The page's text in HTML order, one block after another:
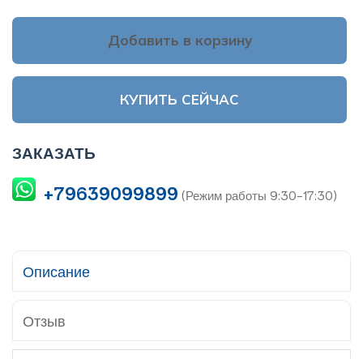
Добавить в корзину
КУПИТЬ СЕЙЧАС
ЗАКАЗАТЬ
+79639099899 (Режим работы 9:30-17:30)
Описание
Отзыв